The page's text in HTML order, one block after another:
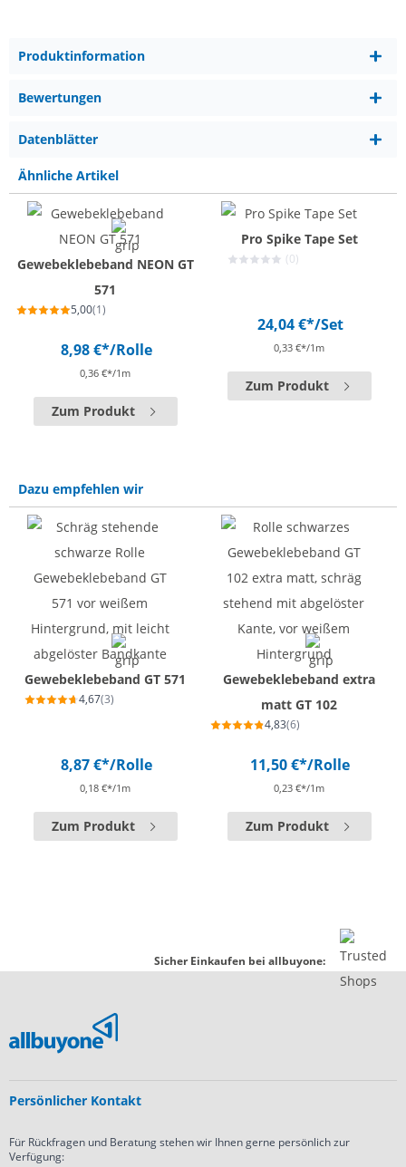
Produktinformation
Bewertungen
Datenblätter
Ähnliche Artikel
Gewebeklebeband NEON GT
571
5,00(1)
8,98 €*/Rolle
0,36 €*/1m
Zum Produkt
Pro Spike Tape Set
(0)
24,04 €*/Set
0,33 €*/1m
Zum Produkt
Dazu empfehlen wir
Gewebeklebeband GT 571
4,67(3)
8,87 €*/Rolle
0,18 €*/1m
Zum Produkt
Gewebeklebeband extra
matt GT 102
4,83(6)
11,50 €*/Rolle
0,23 €*/1m
Zum Produkt
Sicher Einkaufen bei allbuyone:
Persönlicher Kontakt
Für Rückfragen und Beratung stehen wir Ihnen gerne persönlich zur
Verfügung: